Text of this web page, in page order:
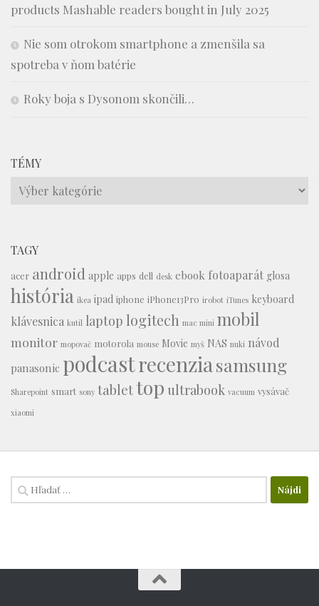
products Mashable readers bought in July 2025
Nie som otrokom smartphone a zmenšila sa
spotreba v ňom batérie
Roky boja s Dysonom skončili…
TÉMY
Témy
TAGY
acer android apple apps dell desk ebook fotoaparát glosa
história ikea ipad iphone iPhone13Pro irobot iTunes keyboard
klávesnica kutil laptop logitech mac mini mobil
monitor mopovač motorola mouse Movie myš NAS nuki návod
panasonic podcastrecenziasamsung
Sharepoint smart sony tablettop ultrabook vacuum vysávač
xiaomi
Hľadať: